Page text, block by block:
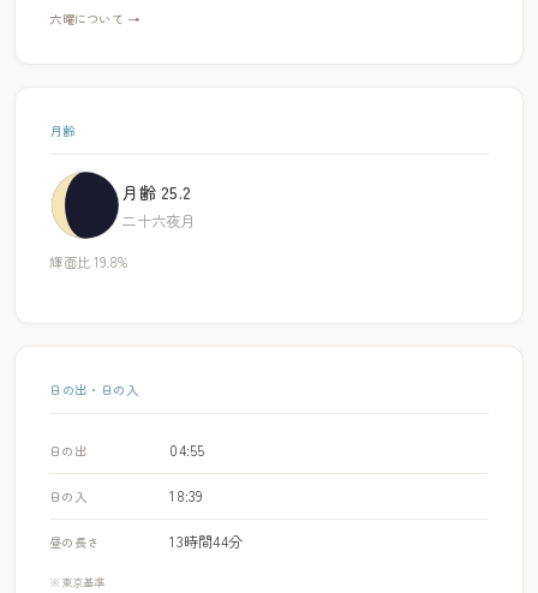
六曜について →
月齢
月齢 25.2
二十六夜月
輝面比 19.8%
日の出・日の入
日の出 04:55
日の入 18:39
昼の長さ 13時間44分
※東京基準